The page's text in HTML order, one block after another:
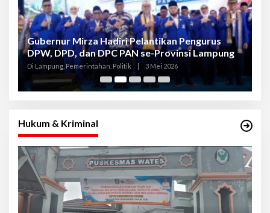
Gubernur Mirza Hadiri Pelantikan Pengurus
DPW, DPD, dan DPC PAN se-Provinsi Lampung
Di Lampung, Pemerintahan, Politik | 3 Mei 2026
Hukum & Kriminal